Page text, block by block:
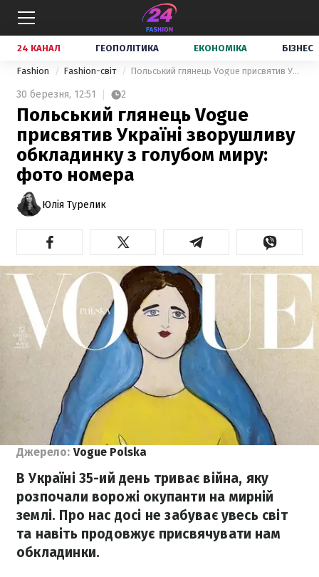
24 КАНАЛ ГЕОПОЛІТИКА ЕКОНОМІКА БІЗНЕС
Fashion Fashion-світ Польський глянець Vogue присвятив Україні зворушливу обкладинку з голубом миру: фото номера
30 березня, 12:51 2
Польський глянець Vogue
присвятив Україні зворушливу
обкладинку з голубом миру:
фото номера
Юлія Турелик
Джерело: Vogue Polska
В Україні 35-ий день триває війна, яку
розпочали ворожі окупанти на мирній
землі. Про нас досі не забуває увесь світ
та навіть продовжує присвячувати нам
обкладинки.